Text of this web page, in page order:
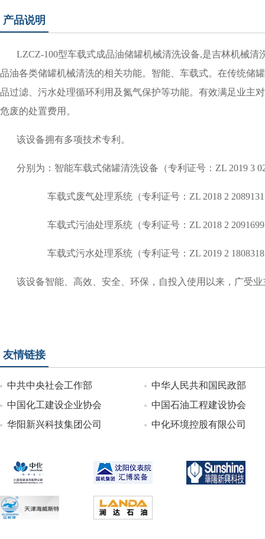
产品说明
LZCZ-100型车载式成品油储罐机械清洗设备,是吉林机械清
品油各类储罐机械清洗的相关功能。智能、车载式。在传统储
品过滤、污水处理循环利用及氮气保护等功能。有效满足业主
危废的处置费用。
该设备拥有多项技术专利。
分别为：智能车载式储罐清洗设备（专利证号：ZL 2019 3
车载式废气处理系统（专利证号：ZL 2018 2
车载式污油处理系统（专利证号：ZL 2018 2
车载式污水处理系统（专利证号：ZL 2019 2
该设备智能、高效、安全、环保，自投入使用以来，广受业
友情链接
中共中央社会工作部
中华人民共和国民政部
中国化工建设企业协会
中国石油工程建设协会
华阳新兴科技集团公司
中化环境控股有限公司